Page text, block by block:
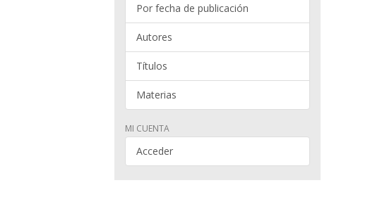
Por fecha de publicación
Autores
Títulos
Materias
MI CUENTA
Acceder